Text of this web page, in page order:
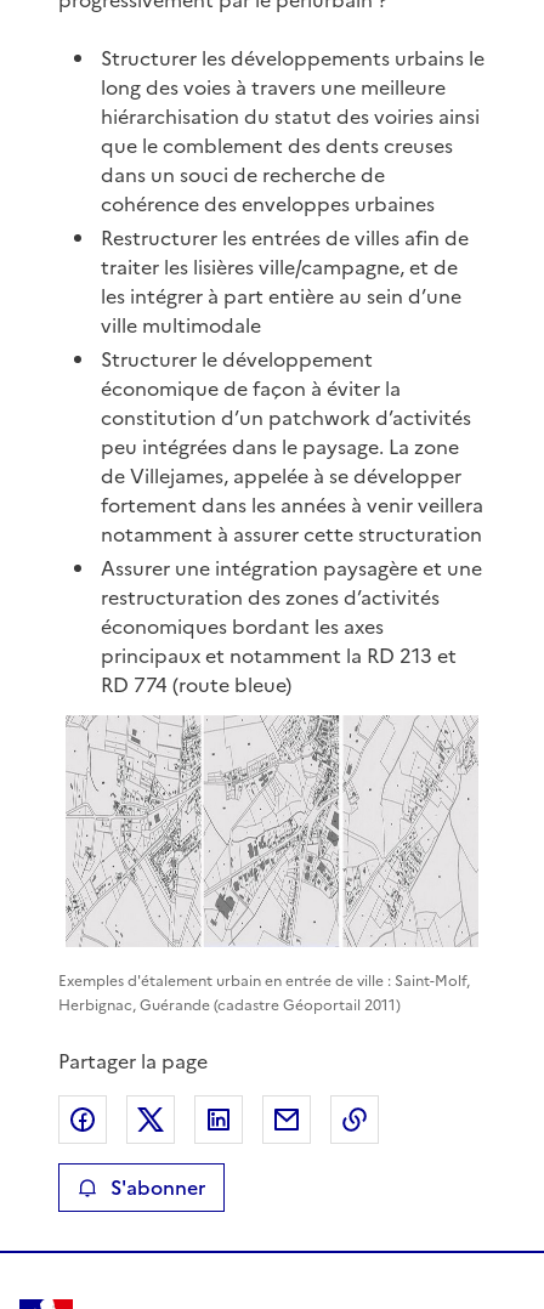
Structurer les développements urbains le
long des voies à travers une meilleure
hiérarchisation du statut des voiries ainsi
que le comblement des dents creuses
dans un souci de recherche de
cohérence des enveloppes urbaines
Restructurer les entrées de villes afin de
traiter les lisières ville/campagne, et de
les intégrer à part entière au sein d’une
ville multimodale
Structurer le développement
économique de façon à éviter la
constitution d’un patchwork d’activités
peu intégrées dans le paysage. La zone
de Villejames, appelée à se développer
fortement dans les années à venir veillera
notamment à assurer cette structuration
Assurer une intégration paysagère et une
restructuration des zones d’activités
économiques bordant les axes
principaux et notamment la RD 213 et
RD 774 (route bleue)
Exemples d'étalement urbain en entrée de ville : Saint-Molf,
Herbignac, Guérande (cadastre Géoportail 2011)
Partager la page
Partager sur Facebook
Partager sur XPartager sur LinkedIn
Partager par email
S'abonner